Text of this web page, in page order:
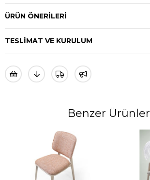
ÜRÜN ÖNERILERI
TESLIMAT VE KURULUM
Benzer Ürünler